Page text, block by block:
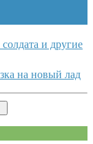
и другие
на новый лад